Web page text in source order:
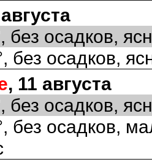
осадков,
осадков,
, 11 августа
осадков,
осадков,